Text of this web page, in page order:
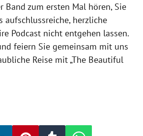
Band zum ersten Mal hören, Sie
aufschlussreiche, herzliche
Podcast nicht entgehen lassen.
feiern Sie gemeinsam mit uns
Reise mit „The Beautiful